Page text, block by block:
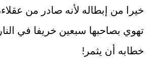
خيرا من إبطاله لأنه صادر من
تهوي بصاحبها سبعين خريفا في
خطابه أن يثمر!